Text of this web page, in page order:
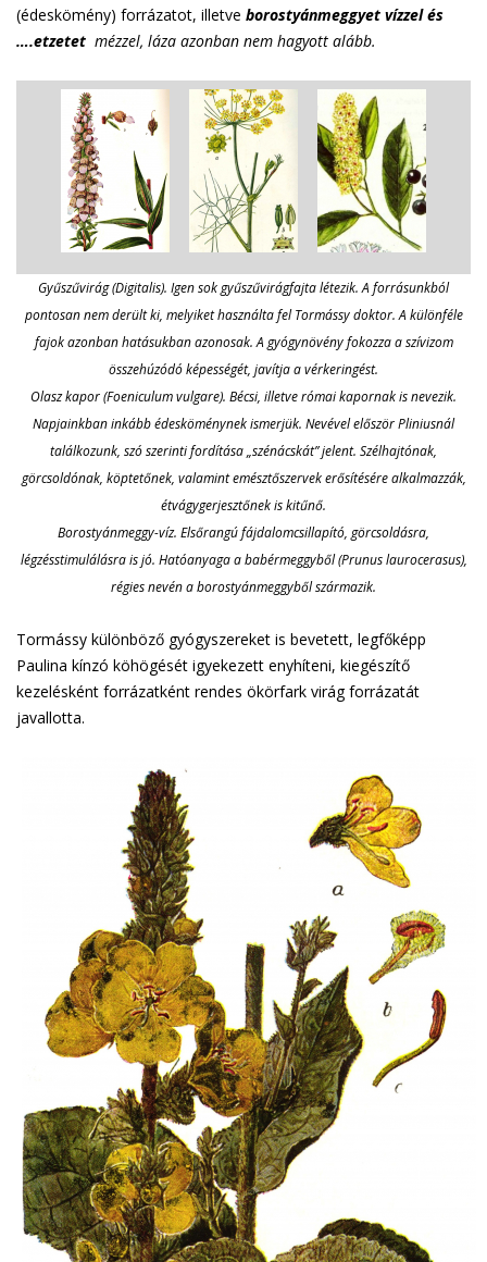
(édeskömény) forrázatot, illetve borostyánmeggyet vízzel és
….etzetet mézzel, láza azonban nem hagyott alább.
Gyűszűvirág (Digitalis). Igen sok gyűszűvirágfajta létezik. A forrásunkból
pontosan nem derült ki, melyiket használta fel Tormássy doktor. A különféle
fajok azonban hatásukban azonosak. A gyógynövény fokozza a szívizom
összehúzódó képességét, javítja a vérkeringést.
Olasz kapor (Foeniculum vulgare). Bécsi, illetve római kapornak is nevezik.
Napjainkban inkább édesköménynek ismerjük. Nevével először Pliniusnál
találkozunk, szó szerinti fordítása „szénácskát” jelent. Szélhajtónak,
görcsoldónak, köptetőnek, valamint emésztőszervek erősítésére alkalmazzák,
étvágygerjesztőnek is kitűnő.
Borostyánmeggy-víz. Elsőrangú fájdalomcsillapító, görcsoldásra,
légzésstimulálásra is jó. Hatóanyaga a babérmeggyből (Prunus laurocerasus),
régies nevén a borostyánmeggyből származik.
Tormássy különböző gyógyszereket is bevetett, legfőképp
Paulina kínzó köhögését igyekezett enyhíteni, kiegészítő
kezelésként forrázatként rendes ökörfark virág forrázatát
javallotta.